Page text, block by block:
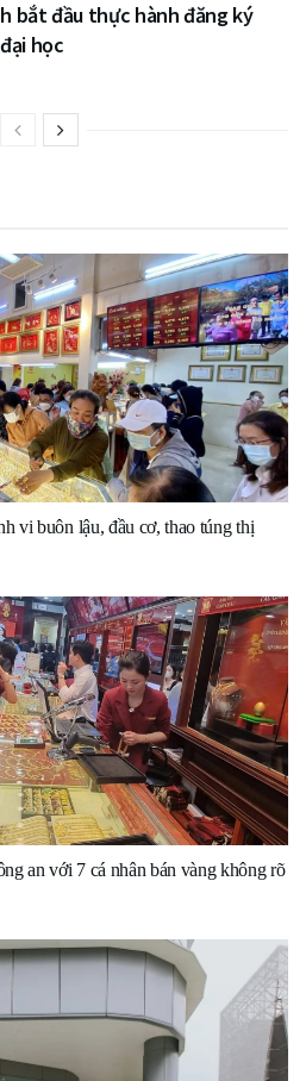
bắt đầu thực hành đăng ký
học
vi buôn lậu, đầu cơ, thao túng thị
an với 7 cá nhân bán vàng không rõ